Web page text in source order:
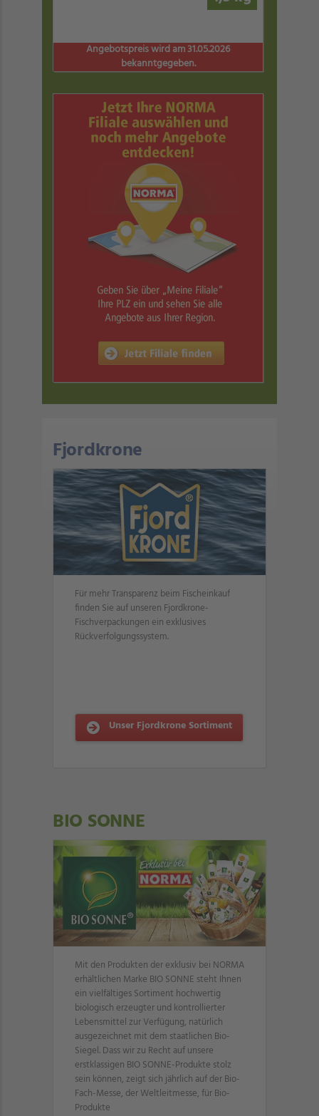
Angebotspreis wird am 31.05.2026
bekanntgegeben.
Fjordkrone
Für mehr Transparenz beim Fischeinkauf
finden Sie auf unseren Fjordkrone-
Fischverpackungen ein exklusives
Rückverfolgungssystem.
Unser Fjordkrone Sortiment
BIO SONNE
Mit den Produkten der exklusiv bei NORMA
erhältlichen Marke BIO SONNE steht Ihnen
ein vielfältiges Sortiment hochwertig
biologisch erzeugter und kontrollierter
Lebensmittel zur Verfügung, natürlich
ausgezeichnet mit dem staatlichen Bio-
Siegel. Dass wir zu Recht auf unsere
erstklassigen BIO SONNE-Produkte stolz
sein können, zeigt sich jährlich auf der Bio-
Fach-Messe, der Weltleitmesse, für Bio-
Produkte